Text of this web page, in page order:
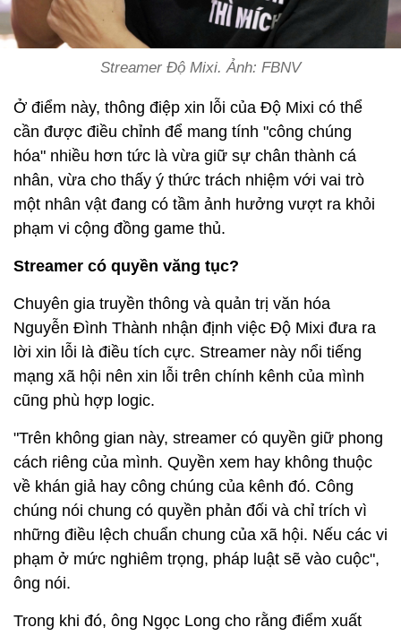
Streamer Độ Mixi. Ảnh: FBNV
Ở điểm này, thông điệp xin lỗi của Độ Mixi có thể
cần được điều chỉnh để mang tính "công chúng
hóa" nhiều hơn tức là vừa giữ sự chân thành cá
nhân, vừa cho thấy ý thức trách nhiệm với vai trò
một nhân vật đang có tầm ảnh hưởng vượt ra khỏi
phạm vi cộng đồng game thủ.
Streamer có quyền văng tục?
Chuyên gia truyền thông và quản trị văn hóa
Nguyễn Đình Thành nhận định việc Độ Mixi đưa ra
lời xin lỗi là điều tích cực. Streamer này nổi tiếng
mạng xã hội nên xin lỗi trên chính kênh của mình
cũng phù hợp logic.
"Trên không gian này, streamer có quyền giữ phong
cách riêng của mình. Quyền xem hay không thuộc
về khán giả hay công chúng của kênh đó. Công
chúng nói chung có quyền phản đối và chỉ trích vì
những điều lệch chuẩn chung của xã hội. Nếu các vi
phạm ở mức nghiêm trọng, pháp luật sẽ vào cuộc",
ông nói.
Trong khi đó, ông Ngọc Long cho rằng điểm xuất